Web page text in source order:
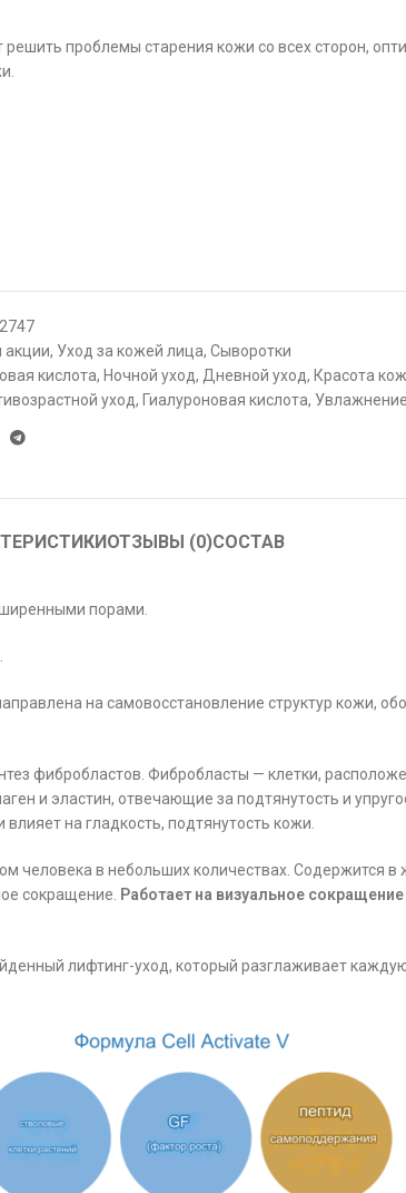
проблемы старения кожи со всех сторон,
акции, Уход за кожей лица, Сыворотки
кислота, Ночной уход, Дневной уход, Красота
уход, Гиалуроновая кислота, Увлажнение
ОТЗЫВЫ (0)СОСТАВ
порами.
на самовосстановление структур кожи,
фибробластов. Фибробласты — клетки,
и эластин, отвечающие за подтянутость и
на гладкость, подтянутость кожи.
человека в небольших количествах. Содержится
сокращение. Работает на визуальное
лифтинг-уход, который разглаживает каждую